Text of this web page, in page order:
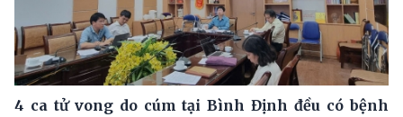
4 ca tử vong do cúm tại Bình Định đều có bệnh